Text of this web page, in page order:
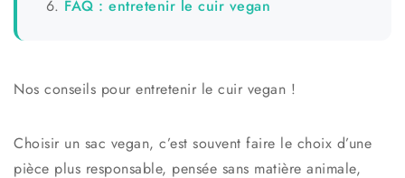
FAQ : entretenir le cuir vegan
Nos conseils pour entretenir le cuir vegan !
Choisir un sac vegan, c’est souvent faire le choix d’une
pièce plus responsable, pensée sans matière animale,